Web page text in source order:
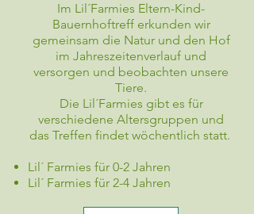
Im Lil´Farmies Eltern-Kind-
Bauernhoftreff erkunden wir
gemeinsam die Natur und den Hof
im Jahreszeitenverlauf und
versorgen und beobachten unsere
Tiere.
Die Lil´Farmies gibt es für
verschiedene Altersgruppen und
das Treffen findet wöchentlich statt.
Lil´ Farmies für 0-2 Jahren
Lil´ Farmies für 2-4 ​Jahren